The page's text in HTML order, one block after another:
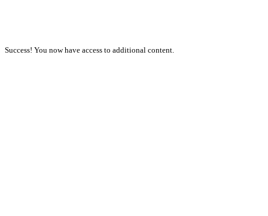
Success! You now have access to additional content.